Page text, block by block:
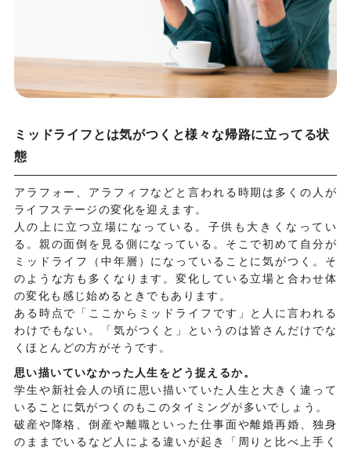
ミッドライフとは気がつくと様々な帰路に立ってる状
態
アラフォー、アラフィフなどと言われる時期は多くの人が
ライフステージの変化を迎えます。
人の上に立つ立場になっている。子供も大きくなってい
る。親の面倒を見る側になっている。そこで初めて自分が
ミッドライフ（中年層）になっていることに気がつく。そ
のような方も多くなります。変化している立場と合わせ体
の変化も感じ始めるときでもあります。
ある時点で「ここからミッドライフです」と人に言われる
わけでもない。「気がつくと」というのは皆さんだけでな
くほとんどの方がそうです。
思い描いていなかった人生をどう捉えるか。
学生や新社会人の頃に思い描いていた人生と大きく違って
いることに気がつくのもこのタイミングが多いでしょう。
破産や降格、倒産や離職といった仕事面や離婚再婚、独身
のままでいるなど人による違いが起き「周りと比べ上手く